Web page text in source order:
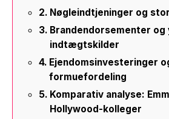
Nøgleindtjeninger og
Brandendorsementer
indtægtskilder
Ejendomsinvesteringer
formuefordeling
Komparativ analyse:
Hollywood-kolleger